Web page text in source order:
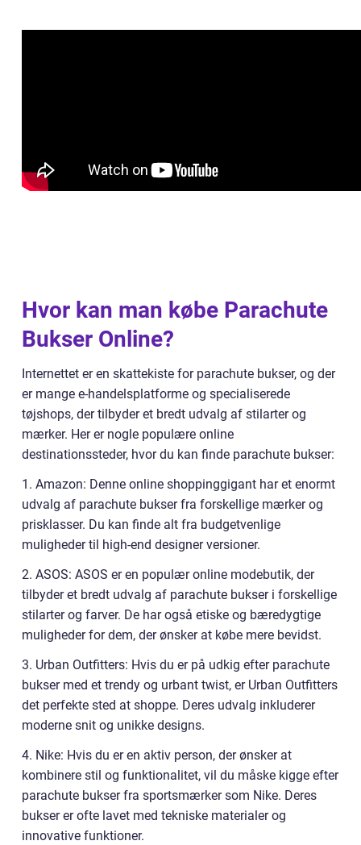
Hvor kan man købe Parachute
Bukser Online?
Internettet er en skattekiste for parachute bukser, og der
er mange e-handelsplatforme og specialiserede
tøjshops, der tilbyder et bredt udvalg af stilarter og
mærker. Her er nogle populære online
destinationssteder, hvor du kan finde parachute bukser:
1. Amazon: Denne online shoppinggigant har et enormt
udvalg af parachute bukser fra forskellige mærker og
prisklasser. Du kan finde alt fra budgetvenlige
muligheder til high-end designer versioner.
2. ASOS: ASOS er en populær online modebutik, der
tilbyder et bredt udvalg af parachute bukser i forskellige
stilarter og farver. De har også etiske og bæredygtige
muligheder for dem, der ønsker at købe mere bevidst.
3. Urban Outfitters: Hvis du er på udkig efter parachute
bukser med et trendy og urbant twist, er Urban Outfitters
det perfekte sted at shoppe. Deres udvalg inkluderer
moderne snit og unikke designs.
4. Nike: Hvis du er en aktiv person, der ønsker at
kombinere stil og funktionalitet, vil du måske kigge efter
parachute bukser fra sportsmærker som Nike. Deres
bukser er ofte lavet med tekniske materialer og
innovative funktioner.